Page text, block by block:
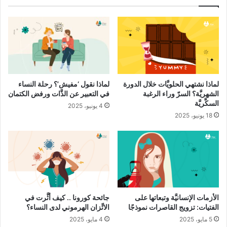
ما هو اكتئاب الحمل؟
العمر.
تناول الأدوية.
الحمل.
الرضاعة.
البيئة المحيطة.
الدورة الشهريَّة.
سنّ الأمل.
الضغوطات اليوميَّة.
هرمونات الجنس الأنثويَّة والبلوغ
لماذا نشتهي الحلويَّات خلال الدورة
الشهريَّة؟ السرّ وراء الرغبة
السكَّريَّة
18 يونيو، 2025
لماذا نقول ‘مفيش’؟ رحلة النساء
في التعبير عن الذَّات ورفض الكتمان
4 يونيو، 2025
الأزمات الإنسانيَّة وتبعاتها على
الفتيات: تزويج القاصرات نموذجًا
5 مايو، 2025
جائحة كورونا .. كيف أثَّرت في
الاتِّزان الهرموني لدى النساء؟
4 مايو، 2025